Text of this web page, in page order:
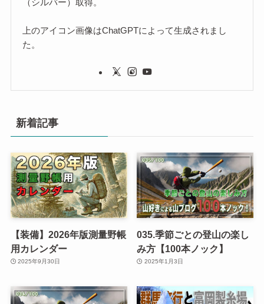
（シルバー）取得。
上のアイコン画像はChatGPTによって生成されまし
た。
新着記事
【装備】2026年版測量野帳
用カレンダー
2025年9月30日
035.季節ごとの登山の楽し
み方【100本ノック】
2025年1月3日